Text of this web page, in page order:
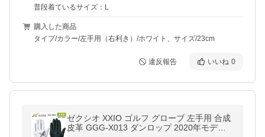
普段着ているサイズ：L
購入した商品
タイプ/カラー/左手用（右利き）/ホワイト、サイズ/23cm
違反報告 いいね 0
ゼクシオ XXIO ゴルフ グローブ 左手用 合成
皮革 GGG-X013 ダンロップ 2020年モデル